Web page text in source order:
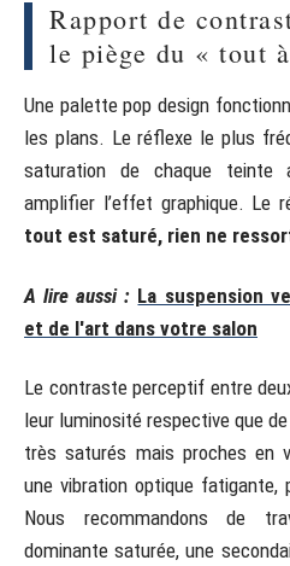
Rapport de
le piège du « tout
Une palette pop design
les plans. Le réflexe le plus
saturation de chaque teinte
amplifier l’effet graphique. Le
tout est saturé, rien ne
A lire aussi : La suspension
et de l'art dans votre salon
Le contraste perceptif entre
leur luminosité respective que
très saturés mais proches en
une vibration optique fatigante,
Nous recommandons de
dominante saturée, une